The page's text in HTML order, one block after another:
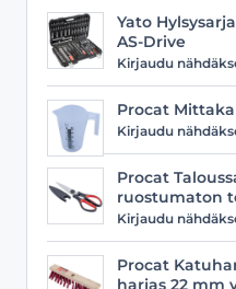
Yato Hylsysarja
AS-Drive
Kirjaudu
Procat
Kirjaudu
Procat
ruostumaton
Kirjaudu
Procat
harjas 22 mm